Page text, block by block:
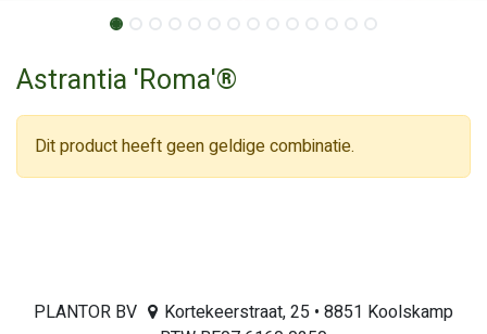
Astrantia 'Roma'®
Dit product heeft geen geldige combinatie.
PLANTOR BV
Kortekeerstraat, 25 • 8851 Koolskamp